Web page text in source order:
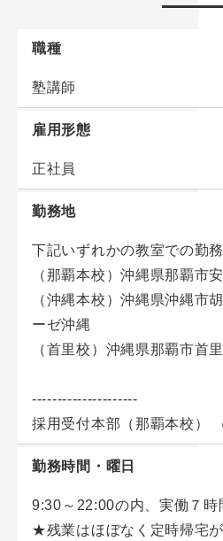
洗練された指導力、カリキュ
日本全国・世界へと活躍でき
受験勉強だけでは養えない『
■未経験からのスタートも安
入社後まずは、ベテラン社員
業の進め方や流れを覚えます
業を複数回行い、あなたの教
ってください。
■働き方
ター等分業しており、各専門
す。そのため、残業はほぼな
す。
■キャリアアップ
職種
塾講師
雇用形態
正社員
勤務地
下記いずれかの教室での勤
（那覇本校）沖縄県那覇市
（沖縄本校）沖縄県沖縄市
ーゼ沖縄
（首里校）沖縄県那覇市首
---------------------
採用受付本部（那覇本校）
勤務時間・曜日
9:30～22:00の内、実働７時
★残業はほぼなく定時帰宅